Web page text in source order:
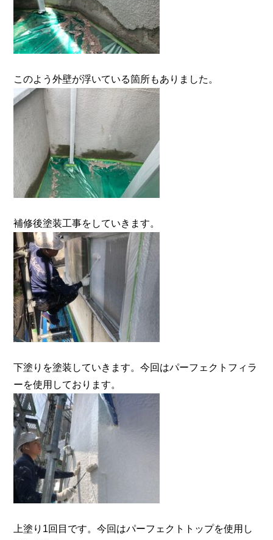
このよう外壁が浮いている箇所もありました。
補修後塗装工事をしていきます。
下塗りを塗装していきます。今回はパーフェクトフィラ
ーを使用しております。
上塗り1回目です。今回はパーフェクトトップを使用し